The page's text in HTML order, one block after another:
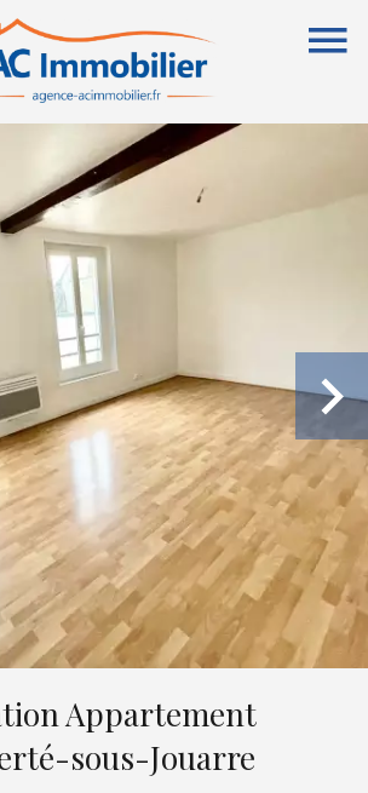
Appartement
sous-Jouarre